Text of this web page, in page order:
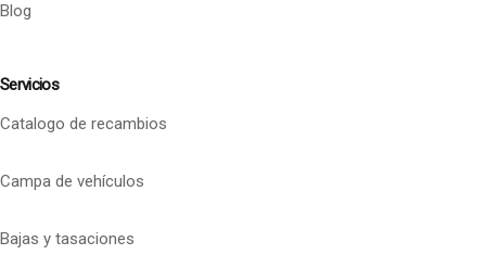
Blog
Servicios
Catalogo de recambios
Campa de vehículos
Bajas y tasaciones